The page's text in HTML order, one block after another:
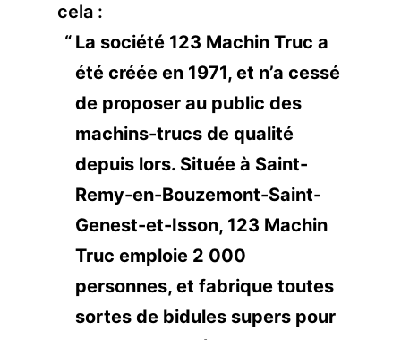
cela :
La société 123 Machin Truc a
été créée en 1971, et n’a cessé
de proposer au public des
machins-trucs de qualité
depuis lors. Située à Saint-
Remy-en-Bouzemont-Saint-
Genest-et-Isson, 123 Machin
Truc emploie 2 000
personnes, et fabrique toutes
sortes de bidules supers pour